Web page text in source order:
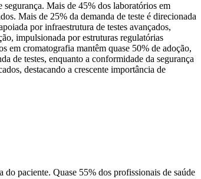
segurança. Mais de 45% dos laboratórios em
Mais de 25% da demanda de teste é direcionada
por infraestrutura de testes avançados,
impulsionada por estruturas regulatórias
em cromatografia mantêm quase 50% de adoção,
de testes, enquanto a conformidade da segurança
destacando a crescente importância de
do paciente. Quase 55% dos profissionais de saúde